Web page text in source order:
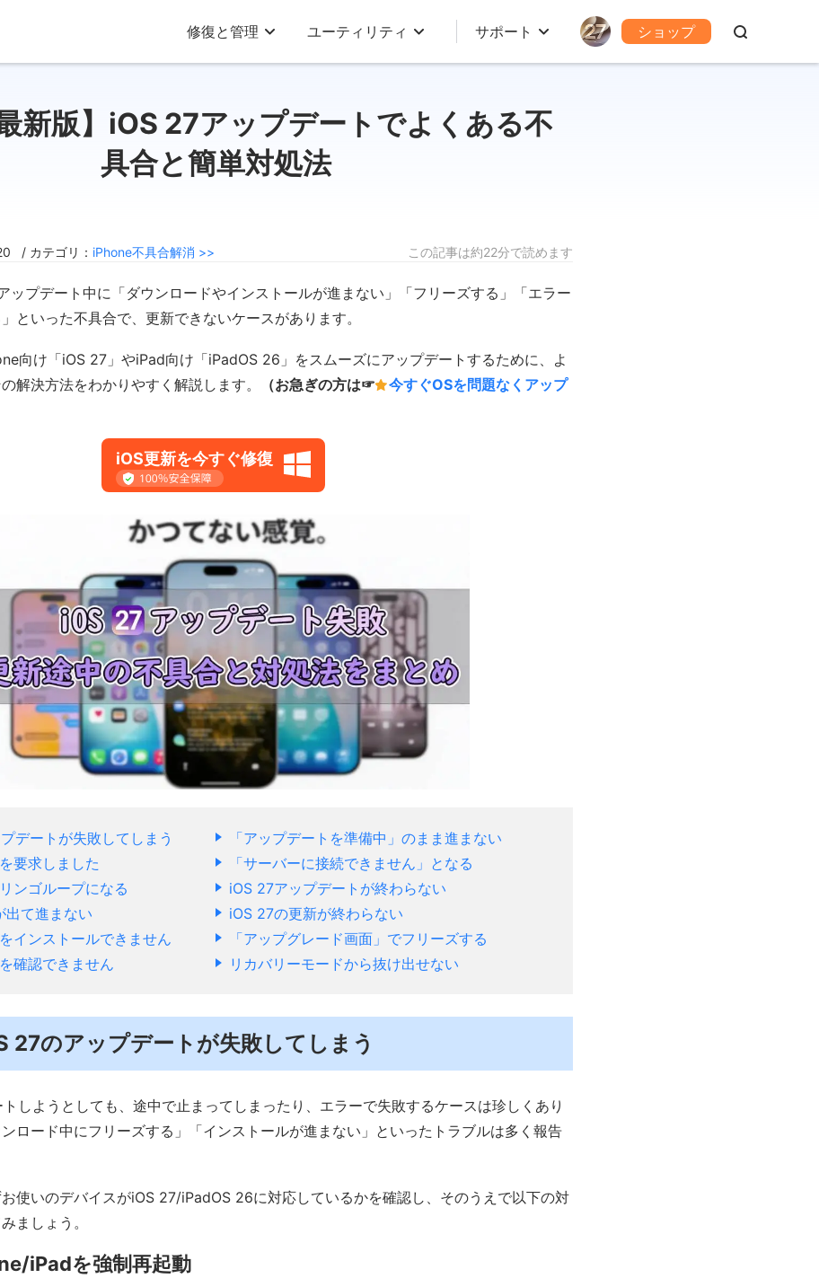
修復と管理 ユーティリティ サポート ショップ
新版】iOS 27アップデートでよくある不
具合と簡単対処法
/ カテゴリ： iPhone不具合解消 >> この記事は約22分で読めます
ップデート中に「ダウンロードやインストールが進まない」「フリーズする」「エラー
といった不具合で、更新できないケースがあります。
向け「iOS 27」やiPad向け「iPadOS 26」をスムーズにアップデートするために、よ
解決方法をわかりやすく解説します。
（お急ぎの方は☞
今すぐOSを問題なくアップ
iOS更新を今すぐ修復
デートが失敗してしまう
要求しました
ンゴループになる
て進まない
インストールできません
確認できません
「アップデートを準備中」のまま進まない
「サーバーに接続できません」となる
iOS 27アップデートが終わらない
iOS 27の更新が終わらない
「アップグレード画面」でフリーズする
リカバリーモードから抜け出せない
27のアップデートが失敗してしまう
しようとしても、途中で止まってしまったり、エラーで失敗するケースは珍しくあり
ロード中にフリーズする」「インストールが進まない」といったトラブルは多く報告
使いのデバイスがiOS 27/iPadOS 26に対応しているかを確認し、そのうえで以下の対
ましょう。
iPadを強制再起動